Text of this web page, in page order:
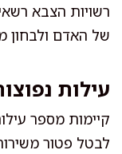
רשויות הצבא
של האדם ולבחון
עילות
קיימות מספר
לבטל פטור